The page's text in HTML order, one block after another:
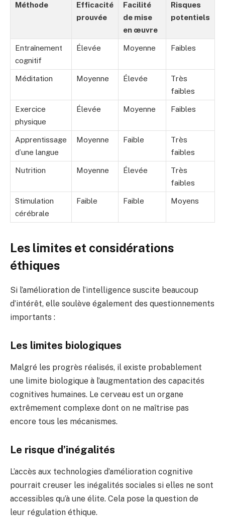
Méthode
Efficacité
prouvée
Facilité
de mise
en œuvre
Risques
potentiels
Entraînement
cognitif
Élevée Moyenne Faibles
Méditation Moyenne Élevée
Très
faibles
Exercice
physique
Élevée Moyenne Faibles
Apprentissage
d’une langue
Moyenne Faible
Très
faibles
Nutrition Moyenne Élevée
Très
faibles
Stimulation
cérébrale
Faible Faible Moyens
Les limites et considérations
éthiques
Si l’amélioration de l’intelligence suscite beaucoup
d’intérêt, elle soulève également des questionnements
importants :
Les limites biologiques
Malgré les progrès réalisés, il existe probablement
une limite biologique à l’augmentation des capacités
cognitives humaines. Le cerveau est un organe
extrêmement complexe dont on ne maîtrise pas
encore tous les mécanismes.
Le risque d’inégalités
L’accès aux technologies d’amélioration cognitive
pourrait creuser les inégalités sociales si elles ne sont
accessibles qu’à une élite. Cela pose la question de
leur régulation éthique.